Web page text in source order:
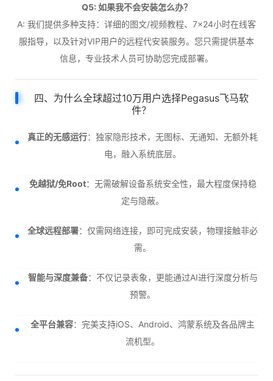
Q5: 如果我不会安装怎么办？
A: 我们提供多种支持：详细的图文/视频教程、7×24小时在线客
服指导，以及针对VIP用户的远程代安装服务。您只需提供基本
信息，专业技术人员可协助您完成部署。
四、为什么全球超过10万用户选择Pegasus飞马软
件？
真正的无感运行：独家隐形技术，无图标、无通知、无额外耗
电，融入系统底层。
免越狱/免Root：无需破解设备系统安全性，最大程度保持稳
定与隐蔽。
全球远程部署：仅需网络连接，即可完成安装，物理接触非必
需。
智能与深度兼备：不仅记录表象，更能通过AI进行深度分析与
预警。
全平台兼容：完美支持iOS、Android、鸿蒙系统及各品牌主
流机型。